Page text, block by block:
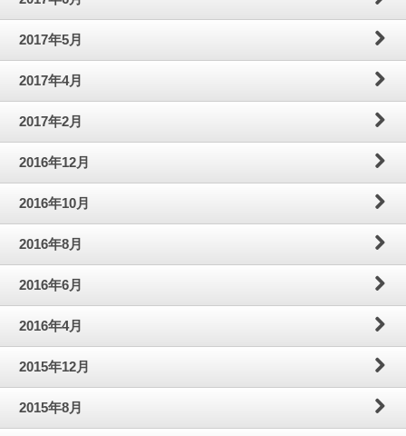
2017年5月
2017年4月
2017年2月
2016年12月
2016年10月
2016年8月
2016年6月
2016年4月
2015年12月
2015年8月